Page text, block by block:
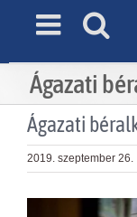
Ágazati
Ágazati
2019. szeptember 26.